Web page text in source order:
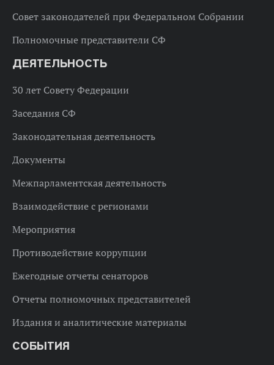
Совет законодателей при Федеральном Собрании
Полномочные представители СФ
ДЕЯТЕЛЬНОСТЬ
30 лет Совету Федерации
Заседания СФ
Законодательная деятельность
Документы
Межпарламентская деятельность
Взаимодействие с регионами
Мероприятия
Противодействие коррупции
Ежегодные отчеты сенаторов
Отчеты полномочных представителей
Издания и аналитические материалы
СОБЫТИЯ